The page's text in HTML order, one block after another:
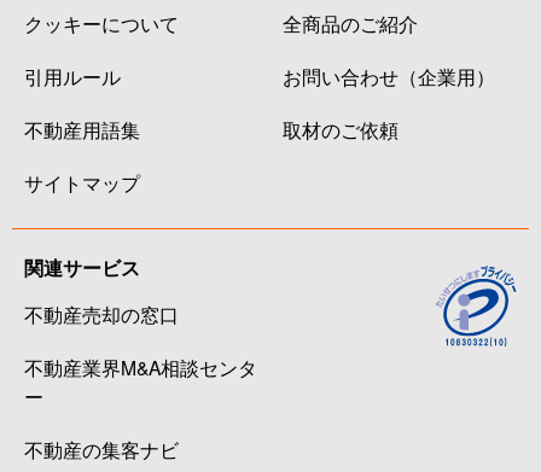
クッキーについて
引用ルール
不動産用語集
サイトマップ
全商品のご紹介
お問い合わせ（企業用）
取材のご依頼
関連サービス
不動産売却の窓口
不動産業界M&A相談センタ
ー
不動産の集客ナビ